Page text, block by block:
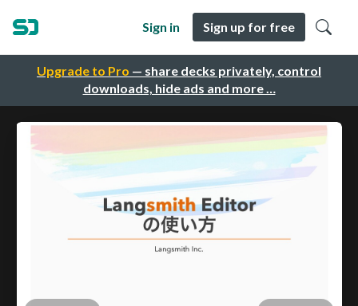
Upgrade to Pro — share decks privately, control
downloads, hide ads and more …
Sign in Sign up for free